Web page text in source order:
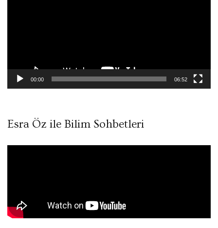
00:00 06:52
Esra Öz ile Bilim Sohbetleri